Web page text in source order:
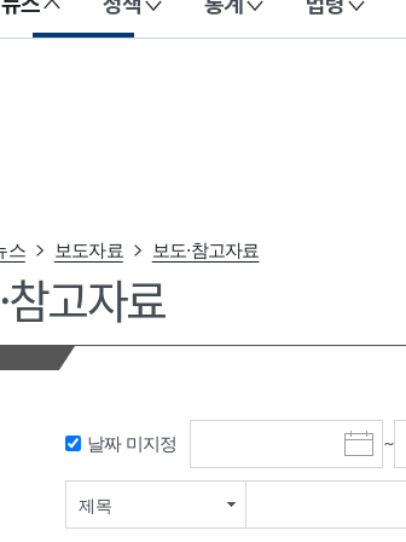
공식 전자정부 누리집입니다.
스 보도자료 보도·참고자료
참고자료
날짜 미지정
시
작
~
제목